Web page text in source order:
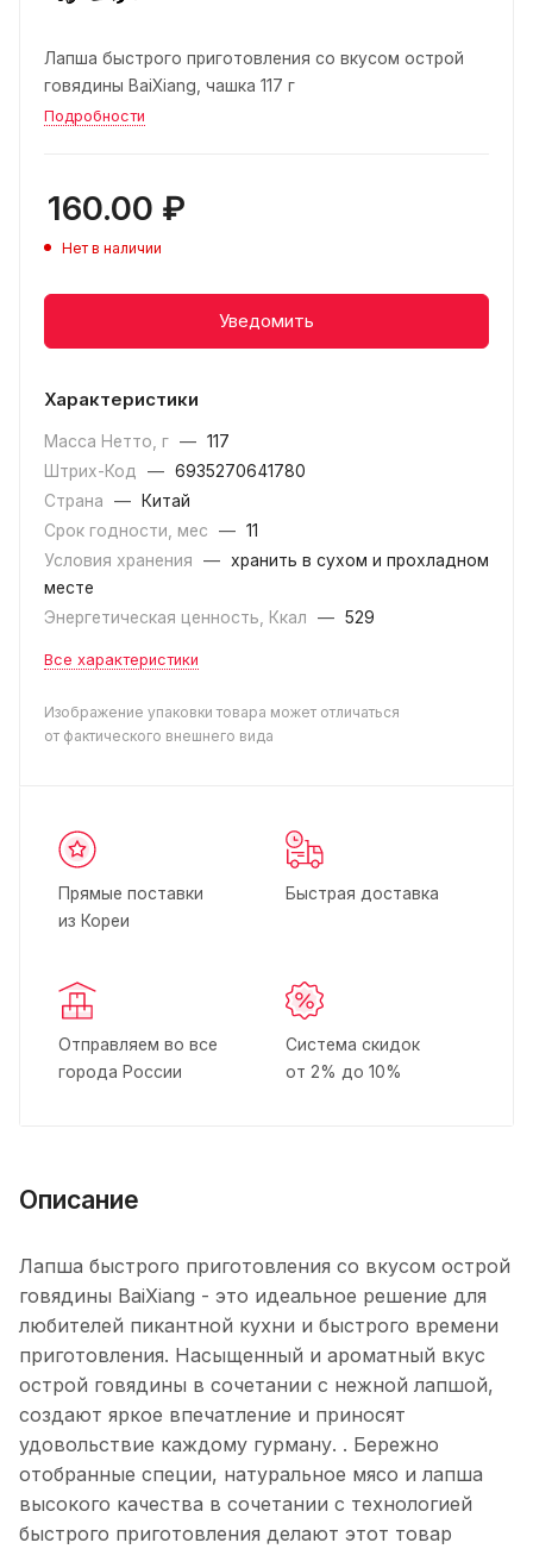
Лапша быстрого приготовления со вкусом острой
говядины BaiXiang, чашка 117 г
Подробности
160.00 ₽
Нет в наличии
Уведомить
Характеристики
Масса Нетто, г — 117
Штрих-Код
— 6935270641780
Страна
—
Китай
Срок годности, мес
— 11
Условия хранения
— хранить в сухом и прохладном
месте
Энергетическая ценность, Ккал
— 529
Все характеристики
Изображение упаковки товара может отличаться
от фактического внешнего вида
Прямые поставки
из Кореи
Быстрая доставка
Отправляем во все
города России
Система скидок
от 2% до 10%
Описание
Лапша быстрого приготовления со вкусом острой
говядины BaiXiang - это идеальное решение для
любителей пикантной кухни и быстрого времени
приготовления. Насыщенный и ароматный вкус
острой говядины в сочетании с нежной лапшой,
создают яркое впечатление и приносят
удовольствие каждому гурману. . Бережно
отобранные специи, натуральное мясо и лапша
высокого качества в сочетании с технологией
быстрого приготовления делают этот товар